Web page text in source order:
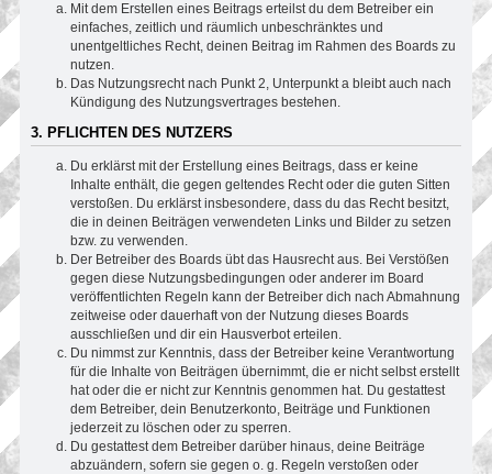
Mit dem Erstellen eines Beitrags erteilst du dem Betreiber ein
einfaches, zeitlich und räumlich unbeschränktes und
unentgeltliches Recht, deinen Beitrag im Rahmen des Boards zu
nutzen.
Das Nutzungsrecht nach Punkt 2, Unterpunkt a bleibt auch nach
Kündigung des Nutzungsvertrages bestehen.
3. PFLICHTEN DES NUTZERS
Du erklärst mit der Erstellung eines Beitrags, dass er keine
Inhalte enthält, die gegen geltendes Recht oder die guten Sitten
verstoßen. Du erklärst insbesondere, dass du das Recht besitzt,
die in deinen Beiträgen verwendeten Links und Bilder zu setzen
bzw. zu verwenden.
Der Betreiber des Boards übt das Hausrecht aus. Bei Verstößen
gegen diese Nutzungsbedingungen oder anderer im Board
veröffentlichten Regeln kann der Betreiber dich nach Abmahnung
zeitweise oder dauerhaft von der Nutzung dieses Boards
ausschließen und dir ein Hausverbot erteilen.
Du nimmst zur Kenntnis, dass der Betreiber keine Verantwortung
für die Inhalte von Beiträgen übernimmt, die er nicht selbst erstellt
hat oder die er nicht zur Kenntnis genommen hat. Du gestattest
dem Betreiber, dein Benutzerkonto, Beiträge und Funktionen
jederzeit zu löschen oder zu sperren.
Du gestattest dem Betreiber darüber hinaus, deine Beiträge
abzuändern, sofern sie gegen o. g. Regeln verstoßen oder